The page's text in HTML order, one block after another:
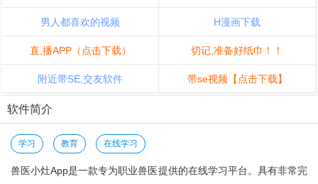
男人都喜欢的视频 H漫画下载
直,播APP（点击下载） 切记,准备好纸巾！！
附近带SE,交友软件 带se视频【点击下载】
软件简介
学习 教育 在线学习
兽医小灶app是一款专为职业兽医提供的在线学习平台。具有非常完